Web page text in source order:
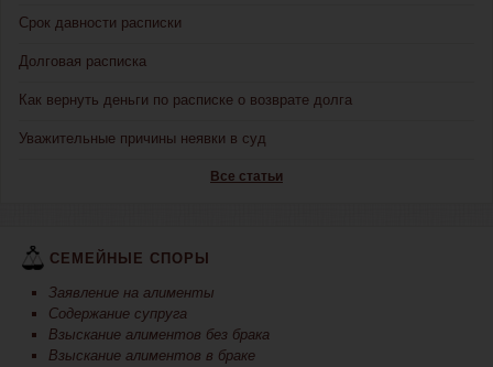
Срок давности расписки
Долговая расписка
Как вернуть деньги по расписке о возврате долга
Уважительные причины неявки в суд
Все статьи
СЕМЕЙНЫЕ СПОРЫ
Заявление на алименты
Содержание супруга
Взыскание алиментов без брака
Взыскание алиментов в браке